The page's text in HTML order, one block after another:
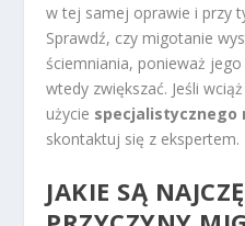
w tej samej oprawie i przy
Sprawdź, czy migotanie
ściemniania, ponieważ
wtedy zwiększać. Jeśli
użycie
skontaktuj się z ekspertem.
JAKIE SĄ